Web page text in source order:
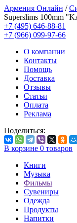
Армения Онлайн /
Superslims 100mm
+7 (495) 646-88-81
+7 (966) 099-97-66
О компании
Контакты
Помощь
Доставка
Отзывы
Статьи
Оплата
Реклама
Поделиться:
В корзине 0 товаров
Книги
Музыка
Фильмы
Сувениры
Одежда
Продукты
Напитки